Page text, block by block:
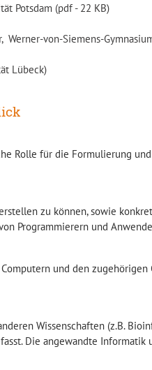
Potsdam (pdf - 22 KB)
von-Siemens-
Lübeck)
Rolle für die Formulierung
zu können, sowie
Programmierern und
und den zugehörigen
Wissenschaften (z.B.
Die angewandte Informatik